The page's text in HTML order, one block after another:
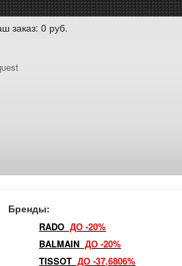
заказ: 0 руб.
Бренды:
RADO ДО -20%
BALMAIN ДО -20%
TISSOT ДО -37,6806%